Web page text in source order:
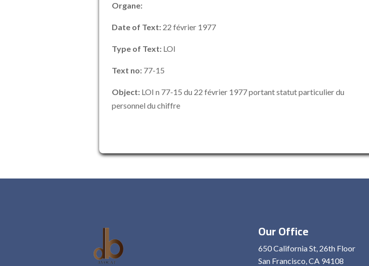
Organe:
Date of Text: 22 février 1977
Type of Text: LOI
Text no: 77-15
Object: LOI n 77-15 du 22 février 1977 portant statut particulier du
personnel du chiffre
Our Office
650 California St, 26th Floor
San Francisco, CA 94108